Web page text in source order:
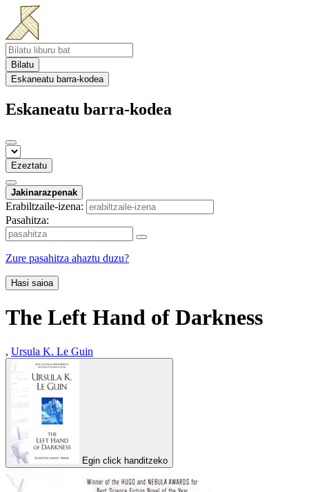
Bilatu
Eskaneatu barra-kodea
Eskaneatu barra-kodea
Ezeztatu
Jakinarazpenak
Erabiltzaile-izena:
Pasahitza:
Zure pasahitza ahaztu duzu?
Hasi saioa
The Left Hand of Darkness
, Ursula K. Le Guin
Egin click handitzeko